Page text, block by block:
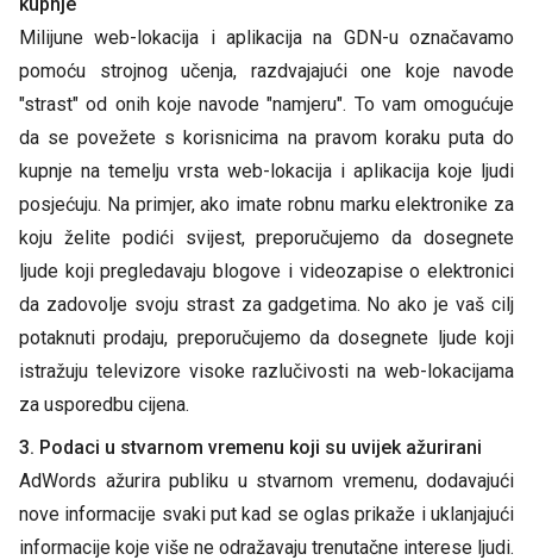
Milijune web-lokacija i aplikacija na GDN-u označavamo
pomoću strojnog učenja, razdvajajući one koje navode
"strast" od onih koje navode "namjeru". To vam omogućuje
da se povežete s korisnicima na pravom koraku puta do
kupnje na temelju vrsta web-lokacija i aplikacija koje ljudi
posjećuju. Na primjer, ako imate robnu marku elektronike za
koju želite podići svijest, preporučujemo da dosegnete
ljude koji pregledavaju blogove i videozapise o elektronici
da zadovolje svoju strast za gadgetima. No ako je vaš cilj
potaknuti prodaju, preporučujemo da dosegnete ljude koji
istražuju televizore visoke razlučivosti na web-lokacijama
za usporedbu cijena.
3. Podaci u stvarnom vremenu koji su uvijek ažurirani
AdWords ažurira publiku u stvarnom vremenu, dodavajući
nove informacije svaki put kad se oglas prikaže i uklanjajući
informacije koje više ne odražavaju trenutačne interese ljudi.